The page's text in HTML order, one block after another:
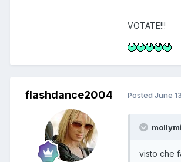
VOTATE!!!
flashdance2004 Posted June
visto che